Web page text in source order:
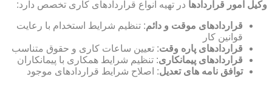
وکیل امور قراردادها در تهیه انواع قراردادهای کاری تخصص دارد:
قراردادهای موقت و دائم: تنظیم شرایط استخدام با رعایت
قوانین کار
قراردادهای پاره وقت: تعیین ساعات کاری و حقوق متناسب
قراردادهای پیمانکاری: تنظیم شرایط همکاری با پیمانکاران
توافق نامه های تعدیل: اصلاح شرایط قراردادهای موجود